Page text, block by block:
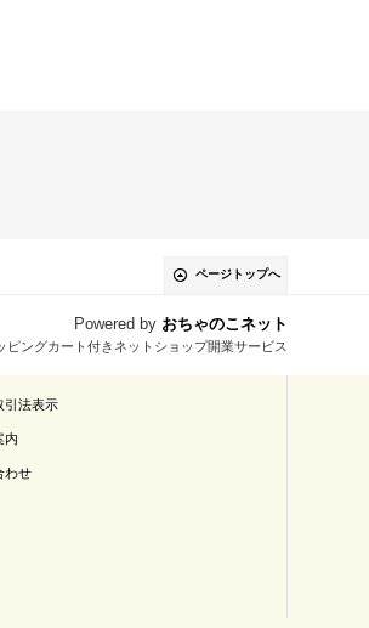
ページトップへ
Powered by おちゃのこネット
ピングカート付きネットショップ開業サービス
引法表示
内
わせ